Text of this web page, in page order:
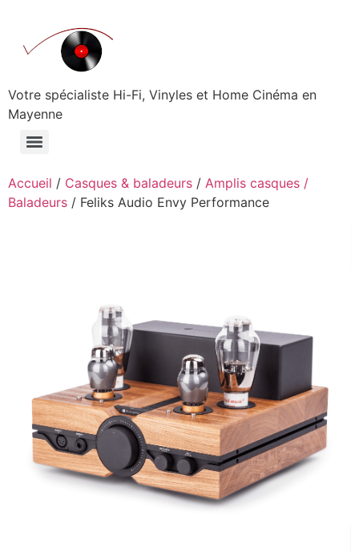
contenu
Votre spécialiste Hi-Fi, Vinyles et Home Cinéma en
Mayenne
Accueil / Casques & baladeurs / Amplis casques /
Baladeurs / Feliks Audio Envy Performance